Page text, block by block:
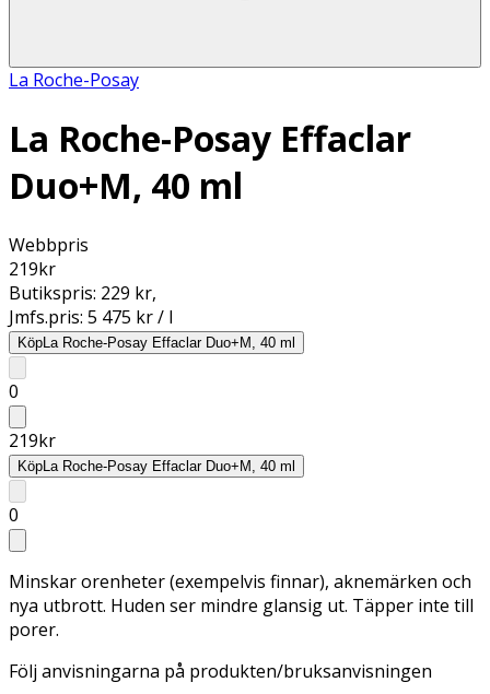
La Roche-Posay
La Roche-Posay Effaclar
Duo+M, 40 ml
Webbpris
219kr
Butikspris: 229 kr,
Jmfs.pris: 5 475 kr / l
KöpLa Roche-Posay Effaclar Duo+M, 40 ml
0
219kr
KöpLa Roche-Posay Effaclar Duo+M, 40 ml
0
Minskar orenheter (exempelvis finnar), aknemärken och
nya utbrott. Huden ser mindre glansig ut. Täpper inte till
porer.
Följ anvisningarna på produkten/bruksanvisningen